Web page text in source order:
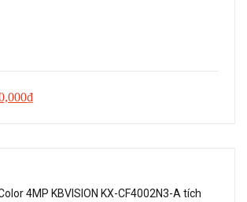
₫Giá
1,450,000₫.
4MP KBVISION KX-CF4002N3-A tích